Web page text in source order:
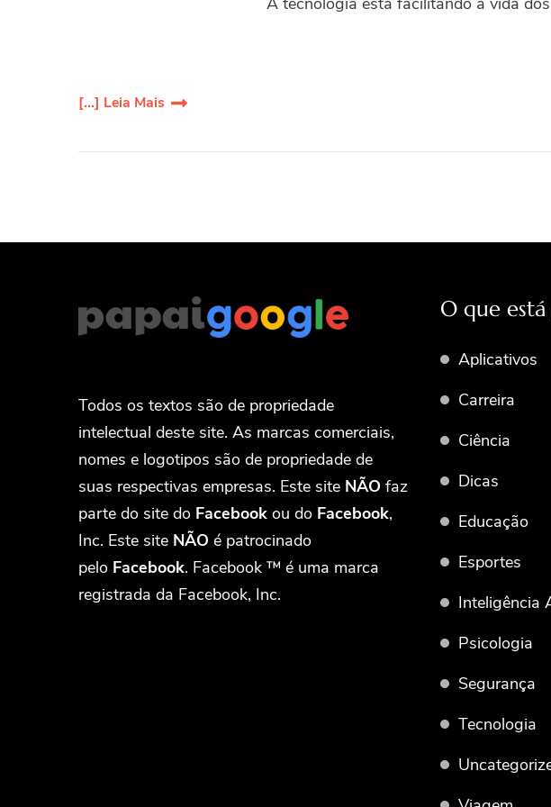
[...] Leia Mais
Todos os textos são de propriedade
intelectual deste site. As marcas comerciais,
nomes e logotipos são de propriedade de
suas respectivas empresas. Este site NÃO faz
parte do site do Facebook ou do Facebook,
Inc. Este site NÃO é patrocinado
pelo Facebook. Facebook ™ é uma marca
registrada da Facebook, Inc.
O que
Aplicativos
Carreira
Ciência
Dicas
Educação
Esportes
Inteligência
Psicologia
Segurança
Tecnologia